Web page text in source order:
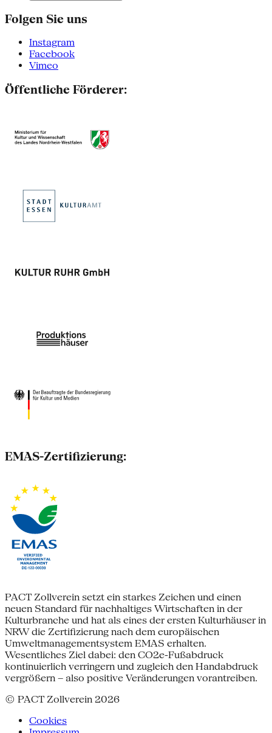
Folgen Sie uns
Instagram
Facebook
Vimeo
Öffentliche Förderer:
EMAS-Zertifizierung:
PACT Zollverein setzt ein starkes Zeichen und einen
neuen Standard für nachhaltiges Wirtschaften in der
Kulturbranche und hat als eines der ersten Kulturhäuser in
NRW die Zertifizierung nach dem europäischen
Umweltmanagementsystem EMAS erhalten.
Wesentliches Ziel dabei: den CO2e-Fußabdruck
kontinuierlich verringern und zugleich den Handabdruck
vergrößern – also positive Veränderungen vorantreiben.
© PACT Zollverein 2026
Cookies